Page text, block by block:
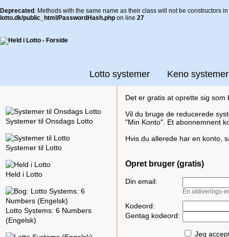
Deprecated : Methods with the same name as their class will not be constructors
lotto.dk/public_html/PasswordHash.php on line 27
Lotto systemer Keno systemer
Systemer til Onsdags Lotto
Systemer til Lotto
Held i Lotto
Lotto Systems: 6 Numbers
(Engelsk)
Det er gratis at oprette sig
Vil du bruge de reducerede
"Min Konto". Et abonnemnent
Hvis du allerede har en konto,
Opret bruger (gratis)
Din email:
En aktiverings-
Kodeord:
Gentag kodeord:
Jeg